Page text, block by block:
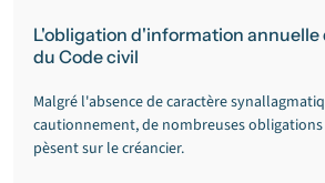
L'obligation d'information annuelle
du Code civil
Malgré l'absence de caractère
cautionnement, de nombreuses
pèsent sur le créancier.